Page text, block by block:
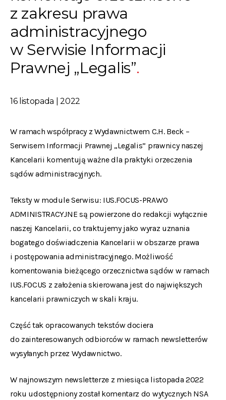
z zakresu prawa
administracyjnego
w Serwisie Informacji
Prawnej „Legalis”
16 listopada | 2022
W ramach współpracy z Wydawnictwem C.H. Beck –
Serwisem Informacji Prawnej „Legalis” prawnicy naszej
Kancelarii komentują ważne dla praktyki orzeczenia
sądów administracyjnych.
Teksty w module Serwisu: IUS.FOCUS-PRAWO
ADMINISTRACYJNE są powierzone do redakcji wyłącznie
naszej Kancelarii, co traktujemy jako wyraz uznania
bogatego doświadczenia Kancelarii w obszarze prawa
i postępowania administracyjnego. Możliwość
komentowania bieżącego orzecznictwa sądów w ramach
IUS.FOCUS z założenia skierowana jest do największych
kancelarii prawniczych w skali kraju.
Część tak opracowanych tekstów dociera
do zainteresowanych odbiorców w ramach newsletterów
wysyłanych przez Wydawnictwo.
W najnowszym newsletterze z miesiąca listopada 2022
roku udostępniony został komentarz do wytycznych NSA